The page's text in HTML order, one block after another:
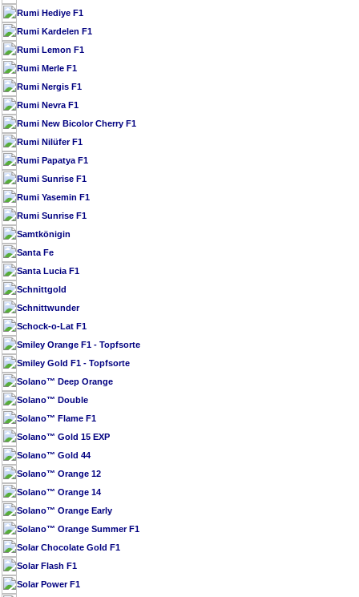
Rumi Hediye F1
Rumi Kardelen F1
Rumi Lemon F1
Rumi Merle F1
Rumi Nergis F1
Rumi Nevra F1
Rumi New Bicolor Cherry F1
Rumi Nilüfer F1
Rumi Papatya F1
Rumi Sunrise F1
Rumi Yasemin F1
Rumi Sunrise F1
Samtkönigin
Santa Fe
Santa Lucia F1
Schnittgold
Schnittwunder
Schock-o-Lat F1
Smiley Orange F1 - Topfsorte
Smiley Gold F1 - Topfsorte
Solano™ Deep Orange
Solano™ Double
Solano™ Flame F1
Solano™ Gold 15 EXP
Solano™ Gold 44
Solano™ Orange 12
Solano™ Orange 14
Solano™ Orange Early
Solano™ Orange Summer F1
Solar Chocolate Gold F1
Solar Flash F1
Solar Power F1